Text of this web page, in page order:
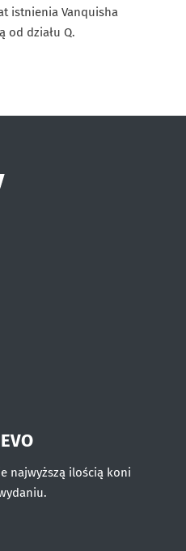
istnienia Vanquisha
od działu Q.
najwyższą ilością koni